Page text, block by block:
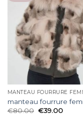
MANTEAU FOURRURE
manteau fourrure
€80.00 €39.00